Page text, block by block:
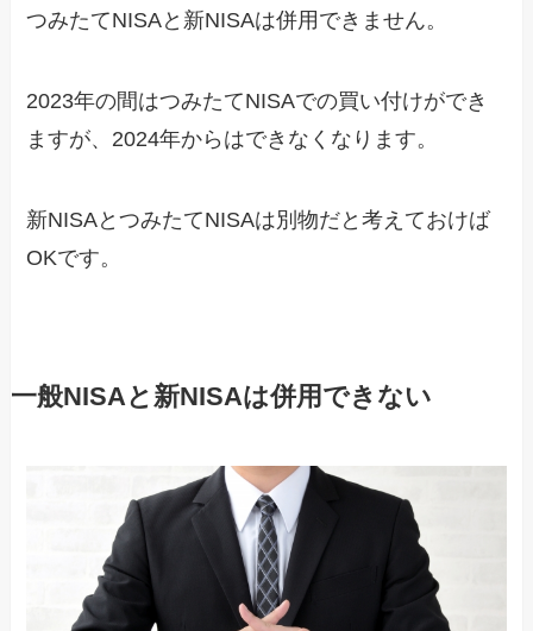
つみたてNISAと新NISAは併用できません。
2023年の間はつみたてNISAでの買い付けができ
ますが、2024年からはできなくなります。
新NISAとつみたてNISAは別物だと考えておけば
OKです。
一般NISAと新NISAは併用できない